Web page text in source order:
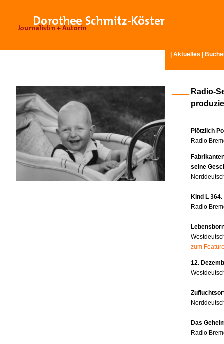
Aktuelles
Radio-
Plötzlich
Radio
seine
Kind L
Radio
zum
12.
Das
Radio